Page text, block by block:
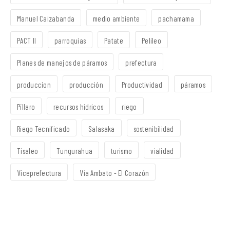
Manuel Caizabanda medio ambiente pachamama
PACT II parroquias Patate Pelileo
Planes de manejos de páramos prefectura
produccion producción Productividad páramos
Píllaro recursos hídricos riego
Riego Tecnificado Salasaka sostenibilidad
Tisaleo Tungurahua turismo vialidad
Viceprefectura Vía Ambato - El Corazón